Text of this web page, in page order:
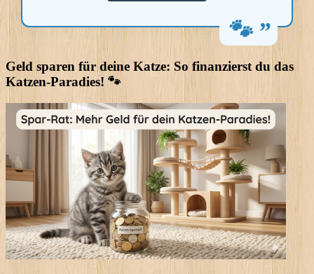
Geld sparen für deine Katze: So finanzierst du das
Katzen-Paradies! 🐾